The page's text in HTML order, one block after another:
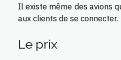
Il existe même des avions
aux clients de se connecter.
Le prix